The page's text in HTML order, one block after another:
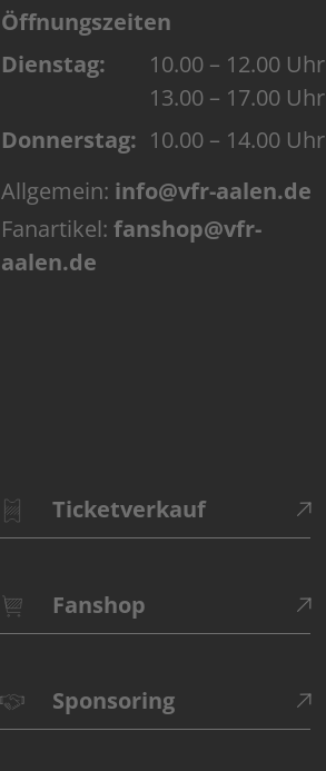
Öffnungszeiten
Dienstag:
10.00 – 12.00 Uhr
13.00 – 17.00 Uhr
Donnerstag: 10.00 – 14.00 Uhr
Allgemein: info@vfr-aalen.de
Fanartikel: fanshop@vfr-
aalen.de
Ticketverkauf
Fanshop
Sponsoring